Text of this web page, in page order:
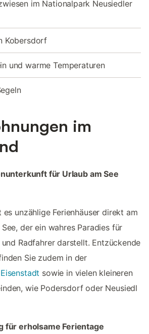
im Nationalpark Neusiedler
Kobersdorf
und warme Temperaturen
im
für Urlaub am See
unzählige Ferienhäuser direkt am
der ein wahres Paradies für
Radfahrer darstellt. Entzückende
Sie zudem in der
Eisenstadt sowie in vielen kleineren
wie Podersdorf oder Neusiedl
für erholsame Ferientage